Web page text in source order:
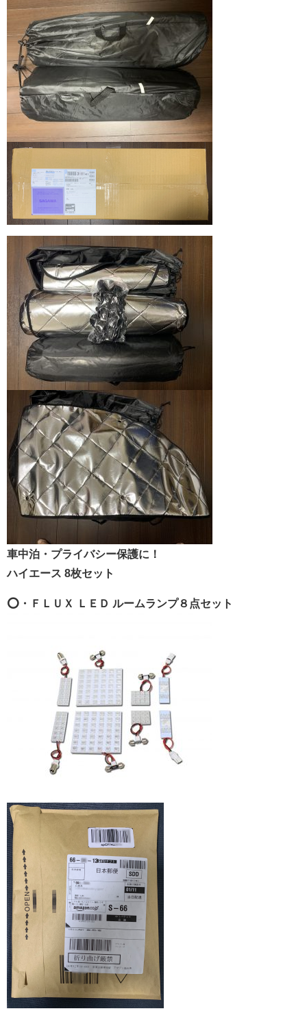
車中泊・プライバシー保護に！
ハイエース 8枚セット
⭕️・ＦＬＵＸ ＬＥＤ ルームランプ８点セット